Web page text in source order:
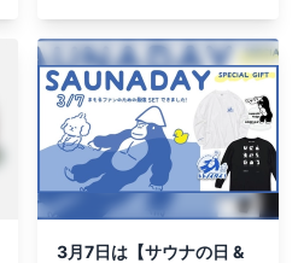
3月7日は【サウナの日 &